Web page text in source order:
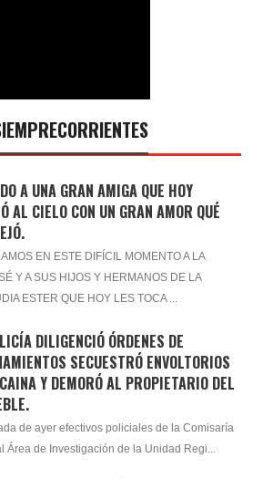
A UNA GRAN AMIGA QUE HOY
AL CIELO CON UN GRAN AMOR QUÉ
EN ESTE DIFÍCIL MOMENTO A LA
Y A SUS HIJOS Y HERMANOS DE LA
ESTER QUE HOY LES TOCA ...
DILIGENCIÓ ÓRDENES DE
SECUESTRÓ ENVOLTORIOS
Y DEMORÓ AL PROPIETARIO DEL
de ayer efectivos policiales de la Comisaría
Área de Investigación de la Unidad Regi...